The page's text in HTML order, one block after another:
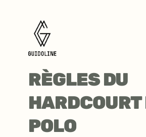
contenu
RÈGLES DU
POLO